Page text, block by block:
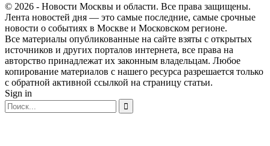
© 2026 - Новости Москвы и области. Все права защищены.
Лента новостей дня — это самые последние, самые срочные
новости о событиях в Москве и Московском регионе.
Все материалы опубликованные на сайте взяты с открытых
источников и других порталов интернета, все права на
авторство принадлежат их законным владельцам. Любое
копирование материалов с нашего ресурса разрешается только
с обратной активной ссылкой на страницу статьи.
Sign in